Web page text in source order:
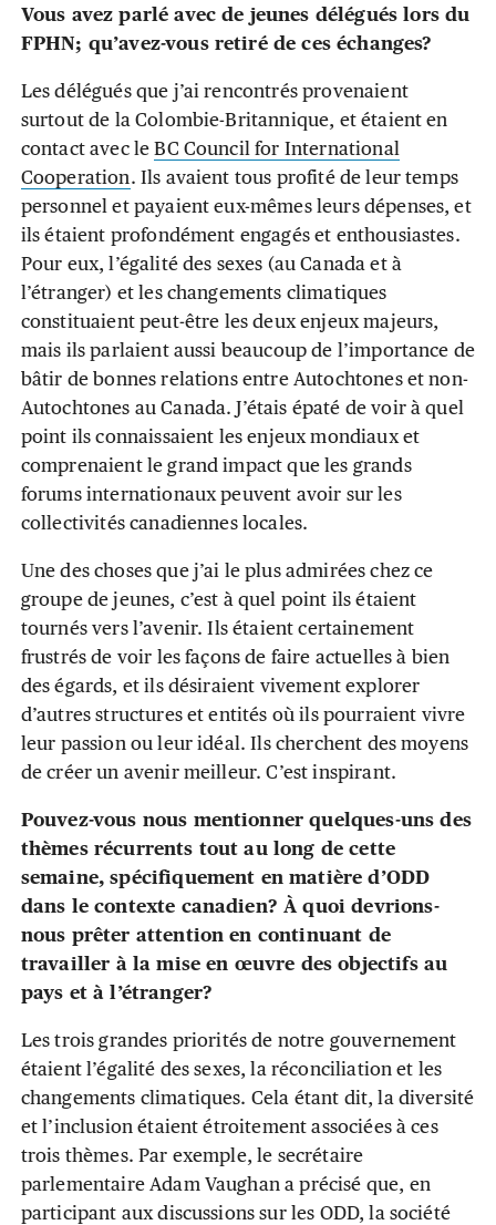
Vous avez parlé avec de jeunes délégués lors du
FPHN; qu’avez-vous retiré de ces échanges?
Les délégués que j’ai rencontrés provenaient
surtout de la Colombie-Britannique, et étaient en
contact avec leBC Council for International
Cooperation. Ils avaient tous profité de leur temps
personnel et payaient eux-mêmes leurs dépenses, et
ils étaient profondément engagés et enthousiastes.
Pour eux, l’égalité des sexes (au Canada et à
l’étranger) et les changements climatiques
constituaient peut-être les deux enjeux majeurs,
mais ils parlaient aussi beaucoup de l’importance de
bâtir de bonnes relations entre Autochtones et non-
Autochtones au Canada. J’étais épaté de voir à quel
point ils connaissaient les enjeux mondiaux et
comprenaient le grand impact que les grands
forums internationaux peuvent avoir sur les
collectivités canadiennes locales.
Une des choses que j’ai le plus admirées chez ce
groupe de jeunes, c’est à quel point ils étaient
tournés vers l’avenir. Ils étaient certainement
frustrés de voir les façons de faire actuelles à bien
des égards, et ils désiraient vivement explorer
d’autres structures et entités où ils pourraient vivre
leur passion ou leur idéal. Ils cherchent des moyens
de créer un avenir meilleur. C’est inspirant.
Pouvez-vous nous mentionner quelques-uns des
thèmes récurrents tout au long de cette
semaine, spécifiquement en matière d’ODD
dans le contexte canadien? À quoi devrions-
nous prêter attention en continuant de
travailler à la mise en œuvre des objectifs au
pays et à l’étranger?
Les trois grandes priorités de notre gouvernement
étaient l’égalité des sexes, la réconciliation et les
changements climatiques. Cela étant dit, la diversité
et l’inclusion étaient étroitement associées à ces
trois thèmes. Par exemple, le secrétaire
parlementaire Adam Vaughan a précisé que, en
participant aux discussions sur les ODD, la société